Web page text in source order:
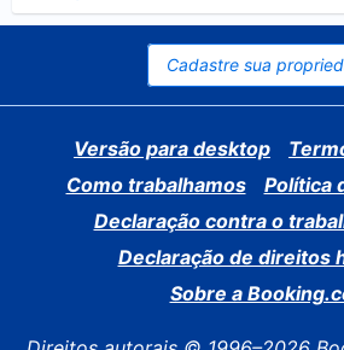
Cadastre sua
Versão para desktop
Como trabalhamos
Política
Declaração contra o
Declaração de direitos
Sobre a